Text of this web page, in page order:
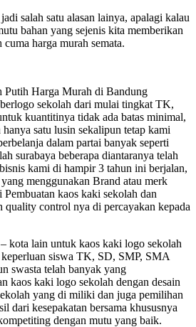
salah satu alasan lainya, apalagi kalau
bahan yang sejenis kita memberikan
harga murah semata.
Putih Harga Murah di Bandung
sekolah dari mulai tingkat TK,
kuantitinya tidak ada batas minimal,
hanya satu lusin sekalipun tetap kami
dalam partai banyak seperti
surabaya beberapa diantaranya telah
kami di hampir 3 tahun ini berjalan,
menggunakan Brand atau merk
kaos kaki sekolah dan
quality control nya di percayakan kepada
kota lain untuk kaos kaki logo sekolah
siswa TK, SD, SMP, SMA
swasta telah banyak yang
kaos kaki logo sekolah dengan desain
yang di miliki dan juga pemilihan
dari kesepakatan bersama khususnya
dengan mutu yang baik.